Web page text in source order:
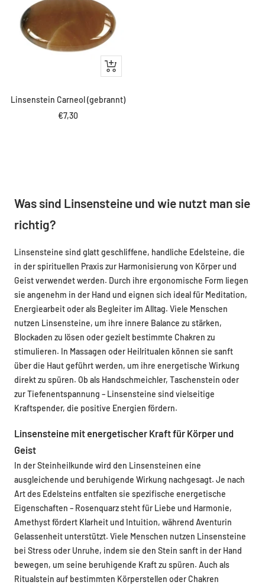
IN
DEN
Linsenstein Carneol (gebrannt)
Angebotspreis
€7,30
Was sind Linsensteine und wie nutzt man sie
richtig?
Linsensteine sind glatt geschliffene, handliche Edelsteine, die
in der spirituellen Praxis zur Harmonisierung von Körper und
Geist verwendet werden. Durch ihre ergonomische Form liegen
sie angenehm in der Hand und eignen sich ideal für Meditation,
Energiearbeit oder als Begleiter im Alltag. Viele Menschen
nutzen Linsensteine, um ihre innere Balance zu stärken,
Blockaden zu lösen oder gezielt bestimmte Chakren zu
stimulieren. In Massagen oder Heilritualen können sie sanft
über die Haut geführt werden, um ihre energetische Wirkung
direkt zu spüren. Ob als Handschmeichler, Taschenstein oder
zur Tiefenentspannung – Linsensteine sind vielseitige
Kraftspender, die positive Energien fördern.
Linsensteine mit energetischer Kraft für Körper und
Geist
In der Steinheilkunde wird den Linsensteinen eine
ausgleichende und beruhigende Wirkung nachgesagt. Je nach
Art des Edelsteins entfalten sie spezifische energetische
Eigenschaften – Rosenquarz steht für Liebe und Harmonie,
Amethyst fördert Klarheit und Intuition, während Aventurin
Gelassenheit unterstützt. Viele Menschen nutzen Linsensteine
bei Stress oder Unruhe, indem sie den Stein sanft in der Hand
bewegen, um seine beruhigende Kraft zu spüren. Auch als
Ritualstein auf bestimmten Körperstellen oder Chakren